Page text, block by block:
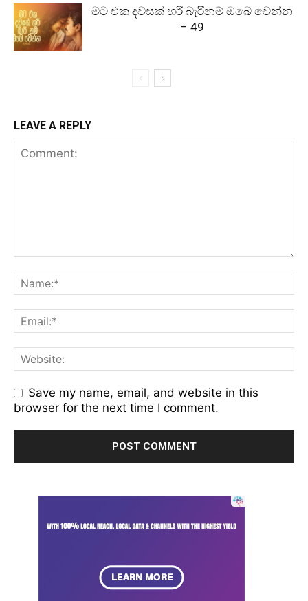
මට එක දවසක් හරි බැරිනම් ඔබෙ වෙන්න
– 49
LEAVE A REPLY
Save my name, email, and website in this
browser for the next time I comment.